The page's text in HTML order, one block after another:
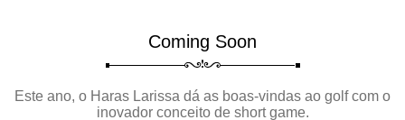
Coming Soon
Este ano, o Haras Larissa dá as boas-vindas ao golf com o
inovador conceito de short game.